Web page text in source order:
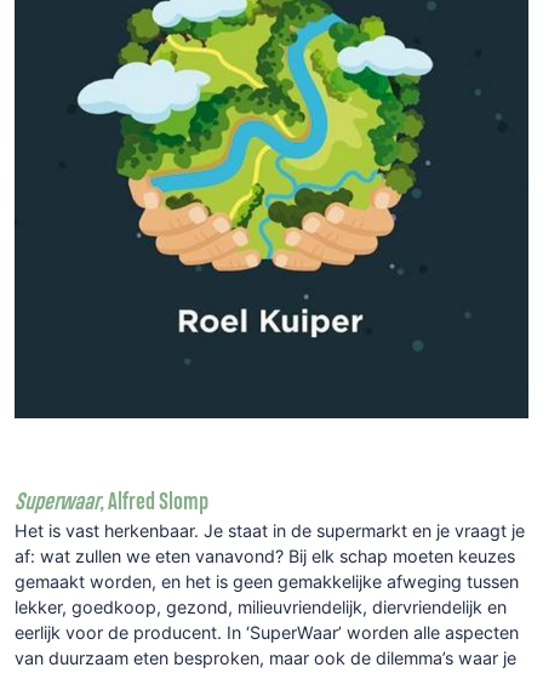
Superwaar,Alfred Slomp
Het is vast herkenbaar. Je staat in de supermarkt en je vraagt je
af: wat zullen we eten vanavond? Bij elk schap moeten keuzes
gemaakt worden, en het is geen gemakkelijke afweging tussen
lekker, goedkoop, gezond, milieuvriendelijk, diervriendelijk en
eerlijk voor de producent. In ‘SuperWaar’ worden alle aspecten
van duurzaam eten besproken, maar ook de dilemma’s waar je